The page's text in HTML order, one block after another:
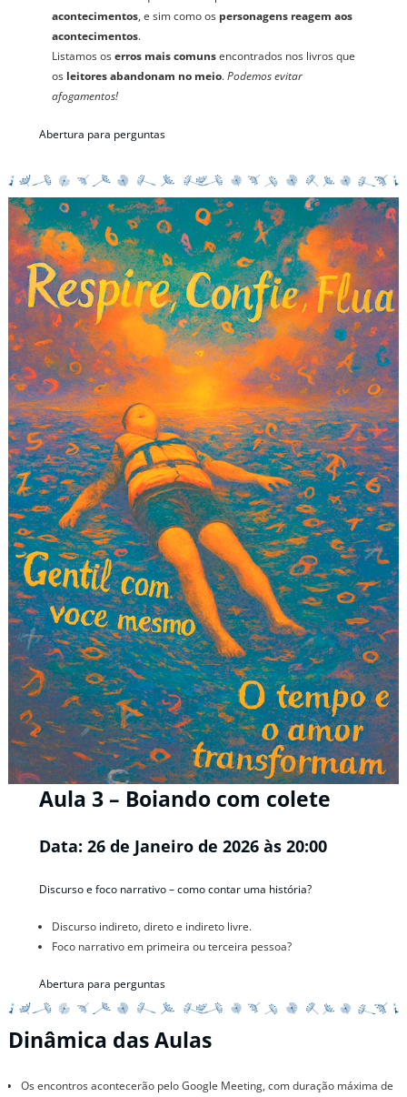
acontecimentos, e sim como os personagens reagem aos
acontecimentos.
Listamos oserros mais comunsencontrados nos livros que
os leitores abandonam no meio.Podemos evitar
afogamentos!
Abertura para perguntas
Aula 3 – Boiando com colete
Data: 26 de Janeiro de 2026 às 20:00
Discurso e foco narrativo – como contar uma história?
Discurso indireto, direto e indireto livre.
Foco narrativo em primeira ou terceira pessoa?
Abertura para perguntas
Dinâmica das Aulas
Os encontros acontecerão pelo Google Meeting, com duração máxima de